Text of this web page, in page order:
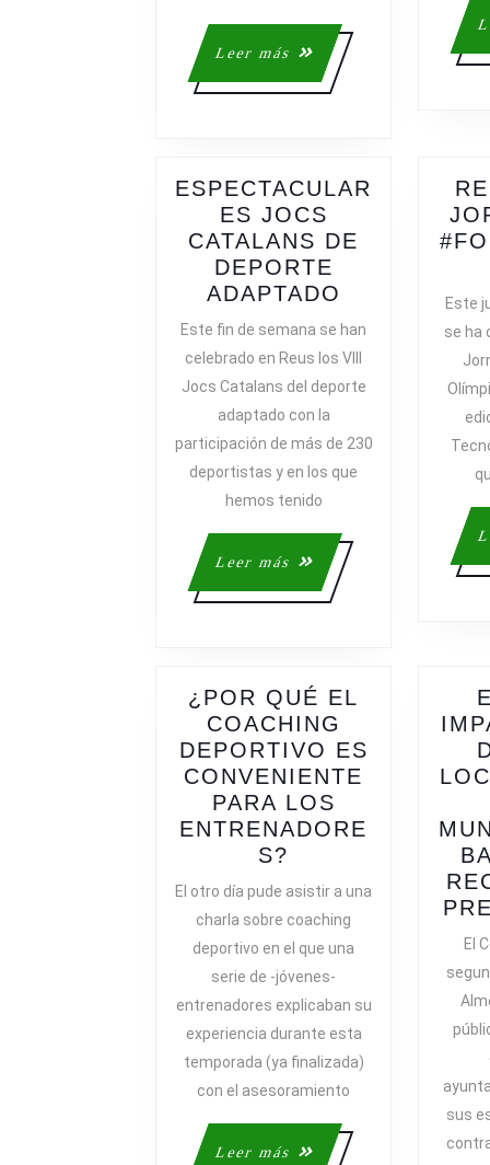
Leer más
Leer
más
ESPECTACULAR
ES JOCS
CATALANS DE
DEPORTE
ADAPTADO
JOCS
CATALANS
DE
DEPORTE
ADAPTADO
Este fin de semana se han
celebrado en Reus los VIII
Jocs Catalans del deporte
adaptado con la
participación de más de 230
deportistas y en los que
hemos tenido
Leer más
Leer
más
Este
se ha
¿POR QUÉ EL
COACHING
DEPORTIVO ES
CONVENIENTE
PARA LOS
ENTRENADORE
S?
QUÉ
COACHING
DEPORTIVO
ES
CONVENIENTE
PARA
LOS
El otro día pude asistir a una
charla sobre coaching
deportivo en el que una
serie de -jóvenes-
entrenadores explicaban su
experiencia durante esta
temporada (ya finalizada)
con el asesoramiento
Leer más
Leer
El
sus